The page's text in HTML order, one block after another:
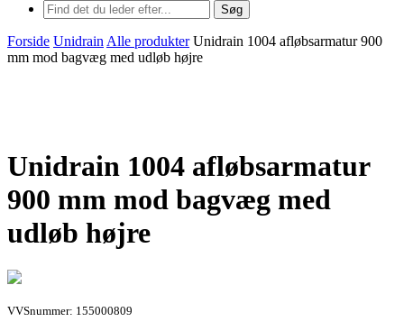
Søg
Forside Unidrain Alle produkter Unidrain 1004 afløbsarmatur 900
mm mod bagvæg med udløb højre
Unidrain 1004 afløbsarmatur
900 mm mod bagvæg med
udløb højre
VVSnummer: 155000809